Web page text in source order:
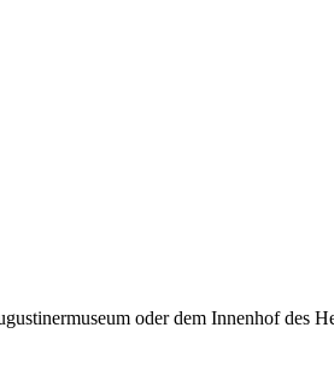
oder dem Innenhof des